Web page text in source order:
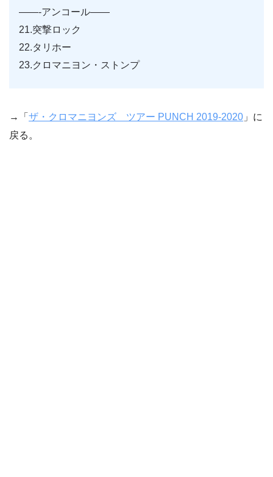
——-アンコール——
21.突撃ロック
22.タリホー
23.クロマニヨン・ストンプ
→「 ザ・クロマニヨンズ ツアー PUNCH 2019-2020 」に
戻る。